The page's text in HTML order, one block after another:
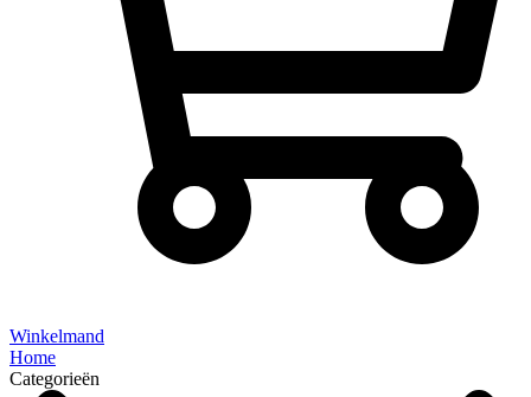
Winkelmand
Home
Categorieën